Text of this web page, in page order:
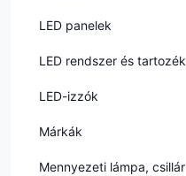
LED panelek
LED rendszer és tartozék
LED-izzók
Márkák
Mennyezeti lámpa, csillár